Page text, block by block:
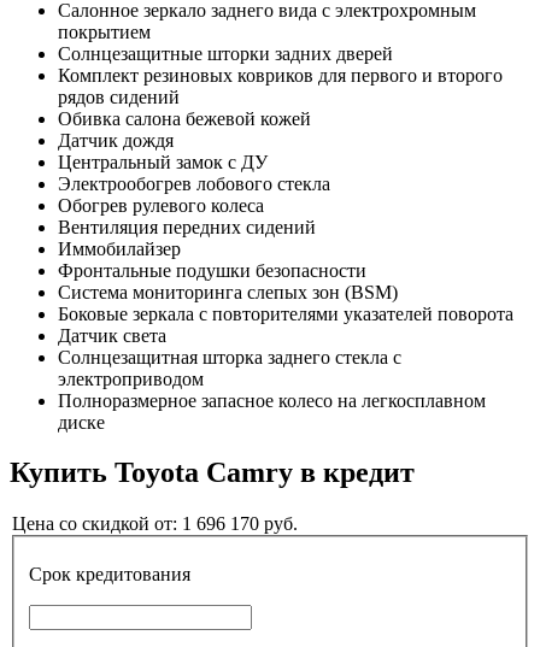
Салонное зеркало заднего вида с электрохромным
покрытием
Солнцезащитные шторки задних дверей
Комплект резиновых ковриков для первого и второго
рядов сидений
Обивка салона бежевой кожей
Датчик дождя
Центральный замок с ДУ
Электрообогрев лобового стекла
Обогрев рулевого колеса
Вентиляция передних сидений
Иммобилайзер
Фронтальные подушки безопасности
Система мониторинга слепых зон (BSM)
Боковые зеркала с повторителями указателей поворота
Датчик света
Солнцезащитная шторка заднего стекла с
электроприводом
Полноразмерное запасное колесо на легкосплавном
диске
Купить Toyota Camry в кредит
Цена со скидкой от: 1 696 170 руб.
Срок кредитования